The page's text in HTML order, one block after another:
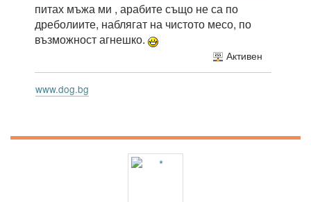
питах мъжа ми , арабите също не са по
дреболиите, наблягат на чистото месо, по
възможност агнешко.
Активен
www.dog.bg